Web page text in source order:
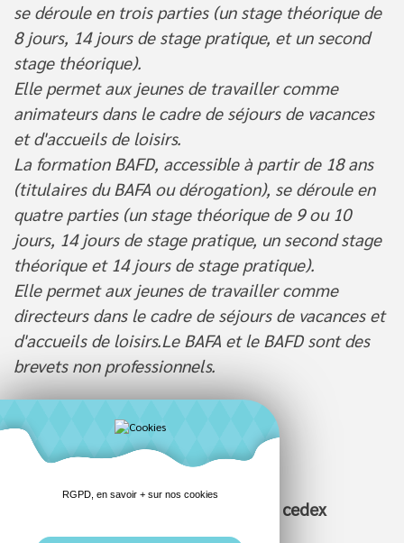
se déroule en trois parties (un stage théorique de
8 jours, 14 jours de stage pratique, et un second
stage théorique).
Elle permet aux jeunes de travailler comme
animateurs dans le cadre de séjours de vacances
et d'accueils de loisirs.
La formation BAFD, accessible à partir de 18 ans
(titulaires du BAFA ou dérogation), se déroule en
quatre parties (un stage théorique de 9 ou 10
jours, 14 jours de stage pratique, un second stage
théorique et 14 jours de stage pratique).
Elle permet aux jeunes de travailler comme
directeurs dans le cadre de séjours de vacances et
d'accueils de loisirs.Le BAFA et le BAFD sont des
brevets non professionnels.
Renseignements et inscriptions :
UBAPAR BP1041429404 Landivisiau cedex
09 62 06 50 52
RGPD, en savoir + sur nos cookies